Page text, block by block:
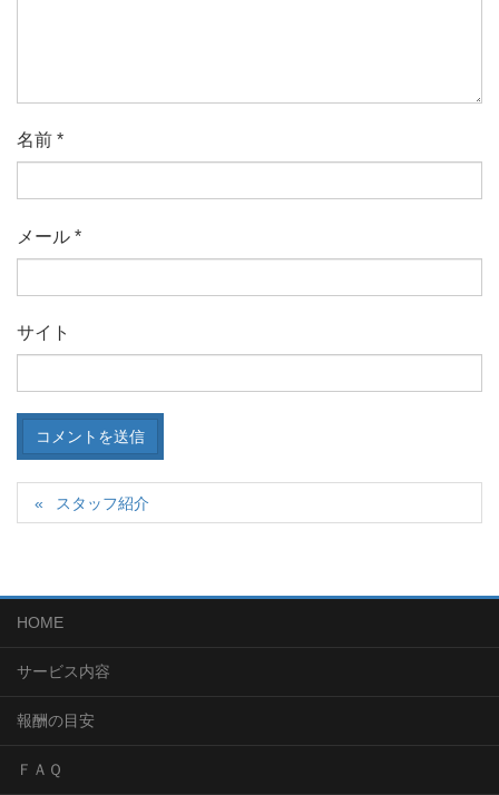
名前 *
メール *
サイト
スタッフ紹介
HOME
サービス内容
報酬の目安
ＦＡＱ